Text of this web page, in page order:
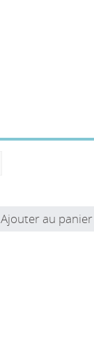
Ajouter au panier